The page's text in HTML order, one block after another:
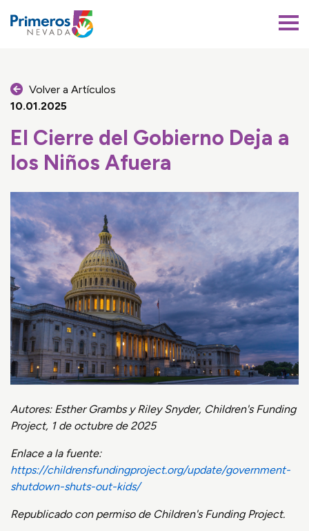
Volver a Artículos
10.01.2025
El Cierre del Gobierno Deja a
los Niños Afuera
Autores: Esther Grambs y Riley Snyder, Children's Funding
Project, 1 de octubre de 2025
Enlace a la fuente:
https://childrensfundingproject.org/update/government-
shutdown-shuts-out-kids/
Republicado con permiso de Children's Funding Project.